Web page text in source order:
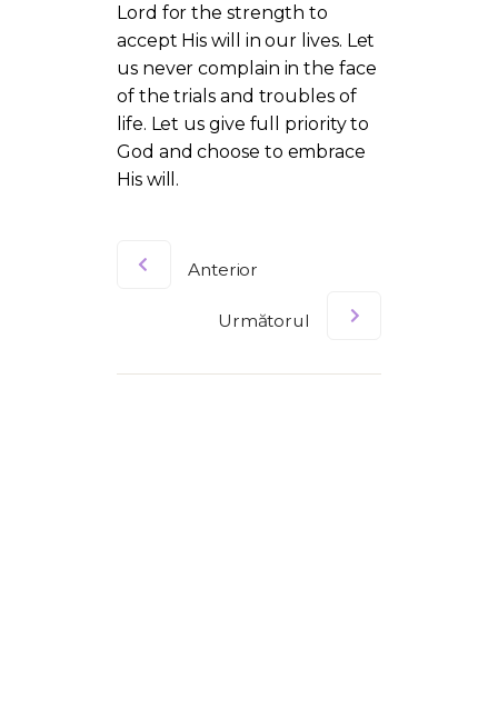
Lord for the strength to
accept His will in our lives. Let
us never complain in the face
of the trials and troubles of
life. Let us give full priority to
God and choose to embrace
His will.
Anterior
Următorul